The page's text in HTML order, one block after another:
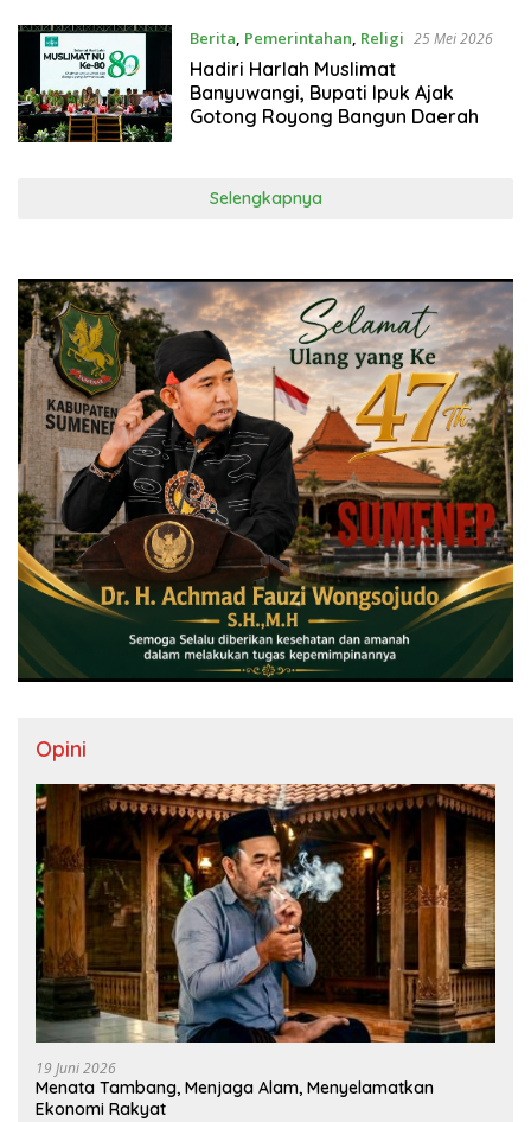
Berita, Pemerintahan, Religi 25 Mei 2026
Hadiri Harlah Muslimat
Banyuwangi, Bupati Ipuk Ajak
Gotong Royong Bangun Daerah
Selengkapnya
Opini
19 Juni 2026
Menata Tambang, Menjaga Alam, Menyelamatkan
Ekonomi Rakyat